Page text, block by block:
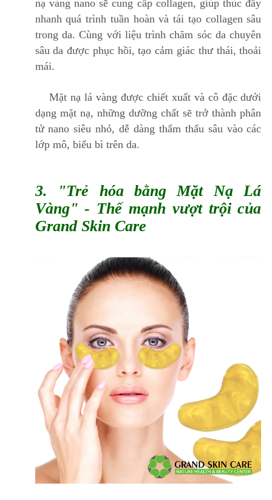
nạ vàng nano sẽ cung cấp collagen, giúp thúc đẩy
nhanh quá trình tuần hoàn và tái tạo collagen sâu
trong da. Cùng với liệu trình chăm sóc da chuyên
sâu da được phục hồi, tạo cảm giác thư thái, thoải
mái.
Mặt nạ lá vàng được chiết xuất và cô đặc dưới
dạng mặt nạ, những dưỡng chất sẽ trở thành phân
tử nano siêu nhỏ, dễ dàng thẩm thấu sâu vào các
lớp mô, biểu bì trên da.
3.
"Trẻ hóa bằng Mặt Nạ Lá
Vàng" - Thế mạnh vượt trội của
Grand Skin Care